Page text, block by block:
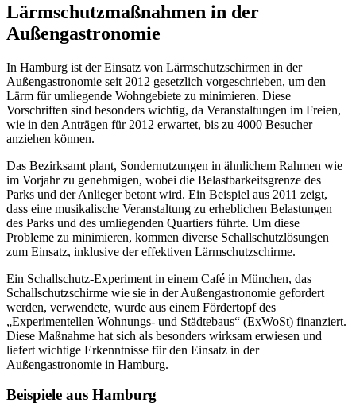
Lärmschutzmaßnahmen in der
Außengastronomie
In Hamburg ist der Einsatz von Lärmschutzschirmen in der
Außengastronomie seit 2012 gesetzlich vorgeschrieben, um den
Lärm für umliegende Wohngebiete zu minimieren. Diese
Vorschriften sind besonders wichtig, da Veranstaltungen im Freien,
wie in den Anträgen für 2012 erwartet, bis zu 4000 Besucher
anziehen können.
Das Bezirksamt plant, Sondernutzungen in ähnlichem Rahmen wie
im Vorjahr zu genehmigen, wobei die Belastbarkeitsgrenze des
Parks und der Anlieger betont wird. Ein Beispiel aus 2011 zeigt,
dass eine musikalische Veranstaltung zu erheblichen Belastungen
des Parks und des umliegenden Quartiers führte. Um diese
Probleme zu minimieren, kommen diverse Schallschutzlösungen
zum Einsatz, inklusive der effektiven Lärmschutzschirme.
Ein Schallschutz-Experiment in einem Café in München, das
Schallschutzschirme wie sie in der Außengastronomie gefordert
werden, verwendete, wurde aus einem Fördertopf des
„Experimentellen Wohnungs- und Städtebaus“ (ExWoSt) finanziert.
Diese Maßnahme hat sich als besonders wirksam erwiesen und
liefert wichtige Erkenntnisse für den Einsatz in der
Außengastronomie in Hamburg.
Beispiele aus Hamburg